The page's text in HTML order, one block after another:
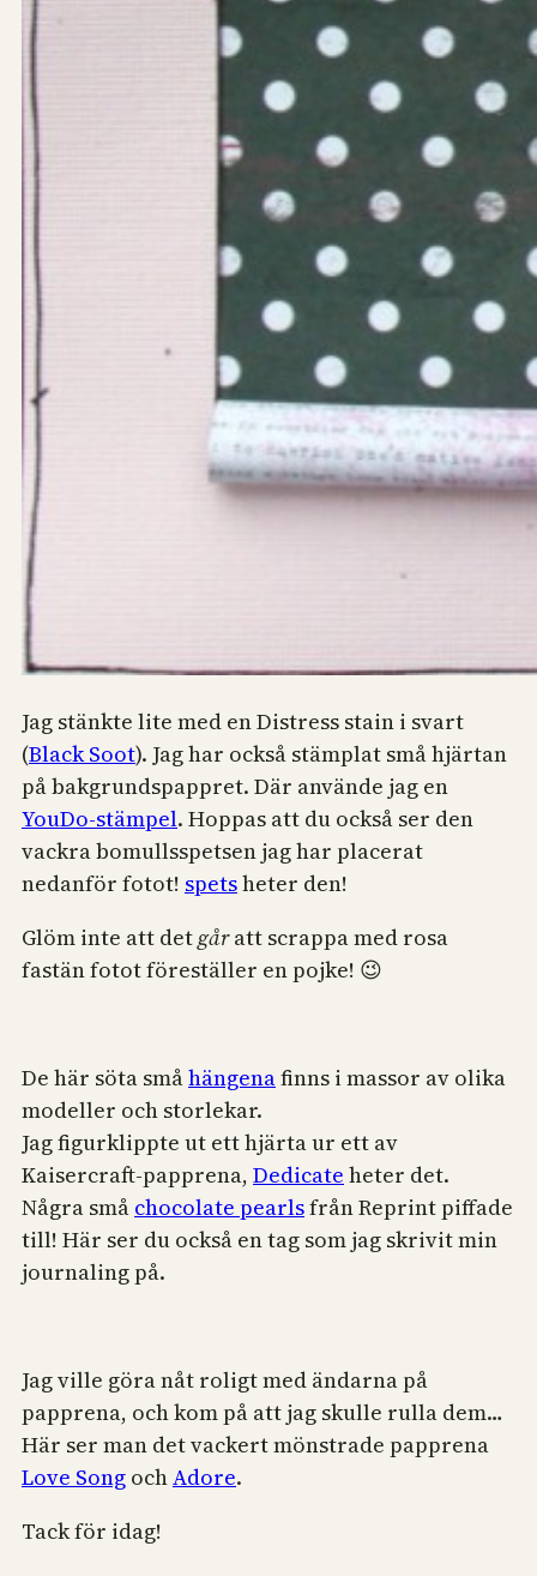
Jag stänkte lite med en Distress stain i svart
(Black Soot). Jag har också stämplat små hjärtan
på bakgrundspappret. Där använde jag en
YouDo-stämpel. Hoppas att du också ser den
vackra bomullsspetsen jag har placerat
nedanför fotot! spetsheter den!
Glöm inte att detgåratt scrappa med rosa
fastän fotot föreställer en pojke! 😉
De här söta småhängenafinns i massor av olika
modeller och storlekar.
Jag figurklippte ut ett hjärta ur ett av
Kaisercraft-papprena, Dedicate heter det.
Några små chocolate pearlsfrån Reprint piffade
till! Här ser du också en tag som jag skrivit min
journaling på.
Jag ville göra nåt roligt med ändarna på
papprena, och kom på att jag skulle rulla dem…
Här ser man det vackert mönstrade papprena
Love Song ochAdore.
Tack för idag!